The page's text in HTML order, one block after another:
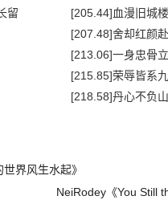
留
[205.44]血漫旧城楼
[207.48]舍却红颜
[213.06]一身忠骨
[215.85]荣辱皆系
[218.58]丹心不负
界风生水起》
NeiRodey《You Still